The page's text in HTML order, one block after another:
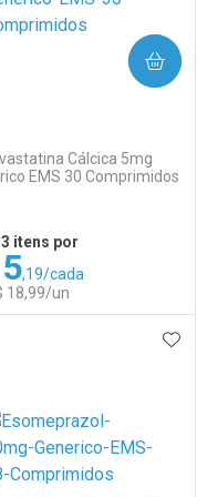
sem Desconto
R$ 23,79/cada
sem Desconto
R$ 23,79/cada
Cálcica 5mg
EMS 30 Comprimidos
3 itens por
,19/cada
18,99/un
COMPRAR
Menos